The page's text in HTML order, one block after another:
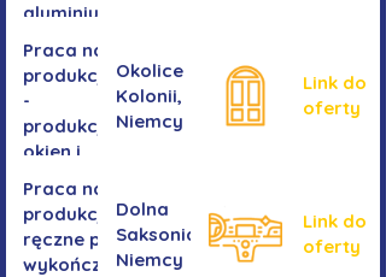
aluminium
Praca na
produkcji
-
produkcja
okien i
Okolice
Kolonii,
Niemcy
Link do
oferty
Praca na
produkcji -
ręczne prace
wykończeniowe
Dolna
Saksonia,
Niemcy
Link do
oferty